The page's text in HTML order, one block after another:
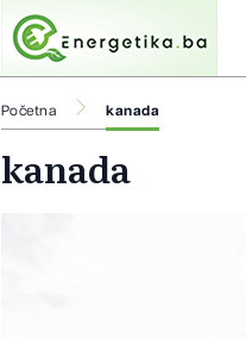
Početna kanada
kanada